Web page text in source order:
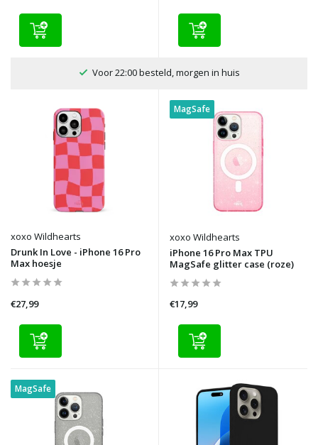
100 dagen bedenktijd
xoxo Wildhearts
Drunk In Love - iPhone 16 Pro
Max hoesje
€27,99
MagSafe
xoxo Wildhearts
iPhone 16 Pro Max TPU
MagSafe glitter case (roze)
€17,99
MagSafe